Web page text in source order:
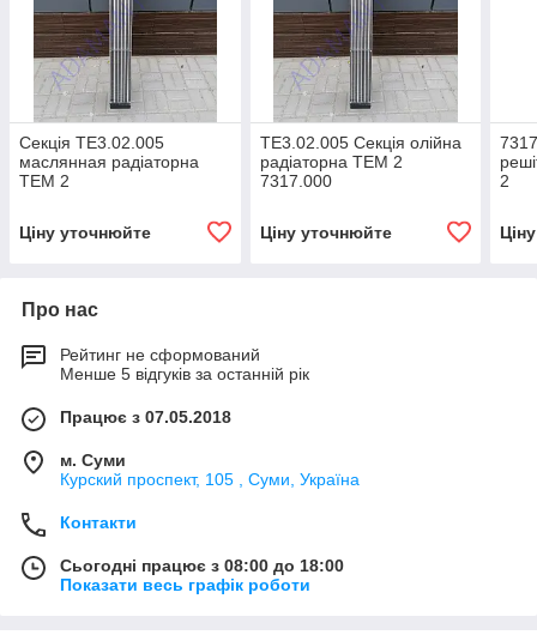
Секція ТЕ3.02.005
маслянная радіаторна
ТЕМ 2
Ціну уточнюйте
ТЕ3.02.005 Секція олійна
радіаторна ТЕМ 2
7317.000
Ціну уточнюйте
2
Про нас
Рейтинг не сформований
Менше 5 відгуків за останній рік
Працює з 07.05.2018
м. Суми
Курский проспект, 105 , Суми, Україна
Контакти
Сьогодні працює з 08:00 до 18:00
Показати весь графік роботи